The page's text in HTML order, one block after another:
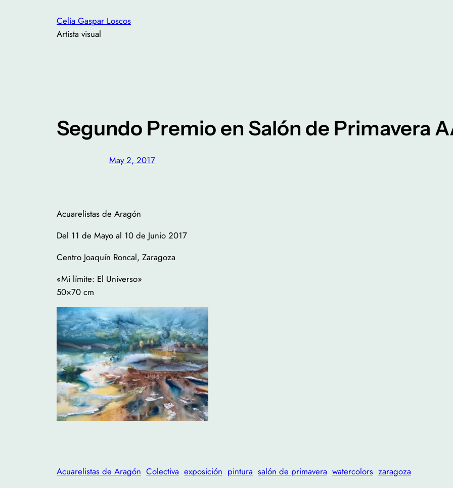
Celia Gaspar Loscos
Artista visual
Segundo Premio en Salón de Primavera
May 2, 2017
Acuarelistas de Aragón
Del 11 de Mayo al 10 de Junio 2017
Centro Joaquín Roncal, Zaragoza
«Mi límite: El Universo»
50×70 cm
Acuarelistas de Aragón Colectiva exposición pintura salón de primavera watercolors zaragoza